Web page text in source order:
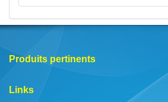
Produits pertinents
Links